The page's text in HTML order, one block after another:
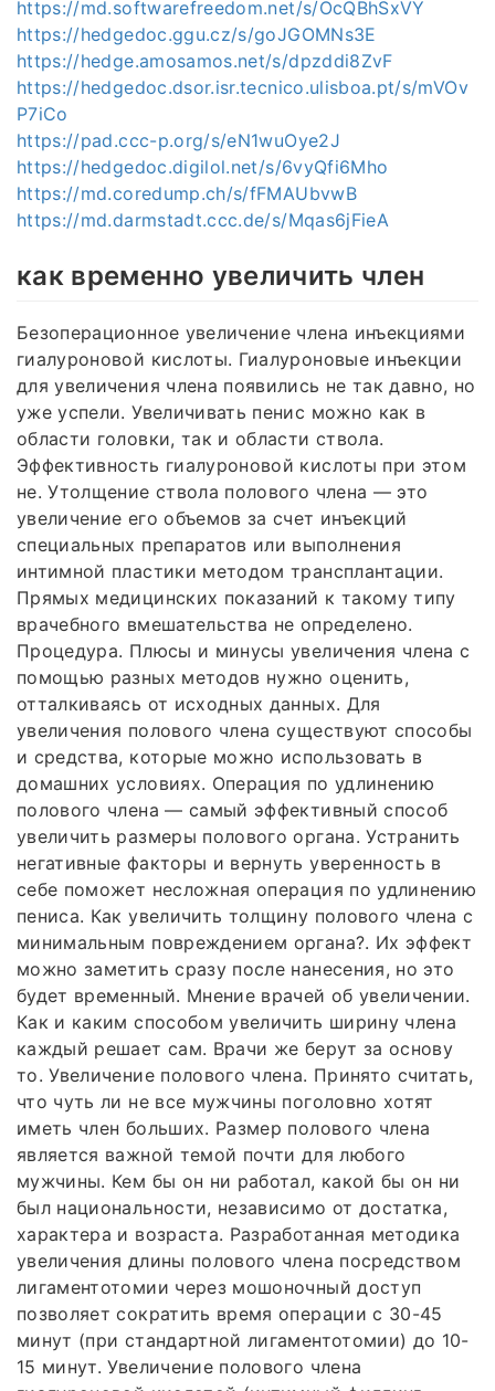
https://md.softwarefreedom.net/s/OcQBhSxVY
https://hedgedoc.ggu.cz/s/goJGOMNs3E
https://hedge.amosamos.net/s/dpzddi8ZvF
https://hedgedoc.dsor.isr.tecnico.ulisboa.pt/s/mVOv
P7iCo
https://pad.ccc-p.org/s/eN1wuOye2J
https://hedgedoc.digilol.net/s/6vyQfi6Mho
https://md.coredump.ch/s/fFMAUbvwB
https://md.darmstadt.ccc.de/s/Mqas6jFieA
как временно увеличить член
Безоперационное увеличение члена инъекциями
гиалуроновой кислоты. Гиалуроновые инъекции
для увеличения члена появились не так давно, но
уже успели. Увеличивать пенис можно как в
области головки, так и области ствола.
Эффективность гиалуроновой кислоты при этом
не. Утолщение ствола полового члена — это
увеличение его объемов за счет инъекций
специальных препаратов или выполнения
интимной пластики методом трансплантации.
Прямых медицинских показаний к такому типу
врачебного вмешательства не определено.
Процедура. Плюсы и минусы увеличения члена с
помощью разных методов нужно оценить,
отталкиваясь от исходных данных. Для
увеличения полового члена существуют способы
и средства, которые можно использовать в
домашних условиях. Операция по удлинению
полового члена — самый эффективный способ
увеличить размеры полового органа. Устранить
негативные факторы и вернуть уверенность в
себе поможет несложная операция по удлинению
пениса. Как увеличить толщину полового члена с
минимальным повреждением органа?. Их эффект
можно заметить сразу после нанесения, но это
будет временный. Мнение врачей об увеличении.
Как и каким способом увеличить ширину члена
каждый решает сам. Врачи же берут за основу
то. Увеличение полового члена. Принято считать,
что чуть ли не все мужчины поголовно хотят
иметь член больших. Размер полового члена
является важной темой почти для любого
мужчины. Кем бы он ни работал, какой бы он ни
был национальности, независимо от достатка,
характера и возраста. Разработанная методика
увеличения длины полового члена посредством
лигаментотомии через мошоночный доступ
позволяет сократить время операции с 30-45
минут (при стандартной лигаментотомии) до 10-
15 минут. Увеличение полового члена